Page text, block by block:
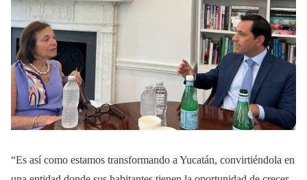
“Es así como estamos transformando a Yucatán, convirtiéndola en